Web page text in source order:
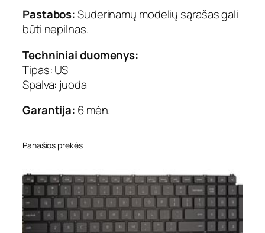
L
L
n
s
p
r
:
5
7
5
5
8
Pastabos:Suderinamų modelių sąrašas gali
būti nepilnas.
Techniniai duomenys:
Tipas: US
Spalva: juoda
Garantija: 6 mėn.
Panašios prekės